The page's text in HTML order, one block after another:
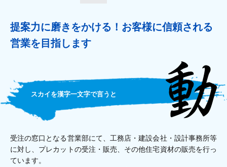
提案力に磨きをかける！ お客様に信頼される
営業を目指します
スカイを漢字一文字で言うと
受注の窓口となる営業部にて、工務店・建設会社・設計事務所等
に対し、プレカットの受注・販売、その他住宅資材の販売を行っ
ています。